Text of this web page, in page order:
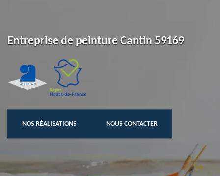
Entreprise de peinture Cantin 59169
NOS RÉALISATIONS NOUS CONTACTER